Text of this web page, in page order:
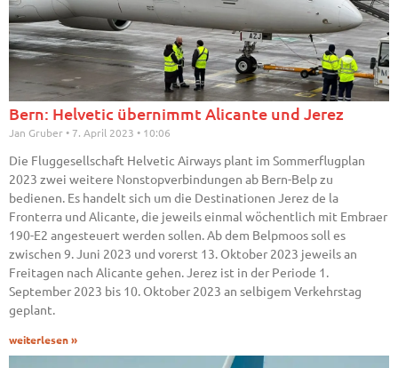
Bern: Helvetic übernimmt Alicante und Jerez
Jan Gruber 7. April 2023 10:06
Die Fluggesellschaft Helvetic Airways plant im Sommerflugplan
2023 zwei weitere Nonstopverbindungen ab Bern-Belp zu
bedienen. Es handelt sich um die Destinationen Jerez de la
Fronterra und Alicante, die jeweils einmal wöchentlich mit Embraer
190-E2 angesteuert werden sollen. Ab dem Belpmoos soll es
zwischen 9. Juni 2023 und vorerst 13. Oktober 2023 jeweils an
Freitagen nach Alicante gehen. Jerez ist in der Periode 1.
September 2023 bis 10. Oktober 2023 an selbigem Verkehrstag
geplant.
weiterlesen »